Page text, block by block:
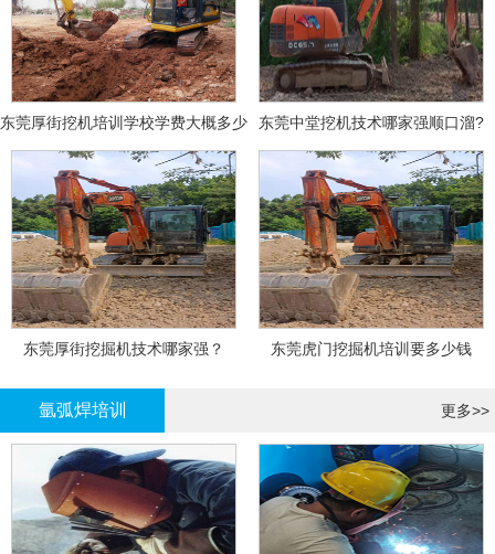
东莞厚街挖机培训学校学费大概多少 东莞中堂挖机技术哪家强顺口溜?
东莞厚街挖掘机技术哪家强？ 东莞虎门挖掘机培训要多少钱
氩弧焊培训 更多>>